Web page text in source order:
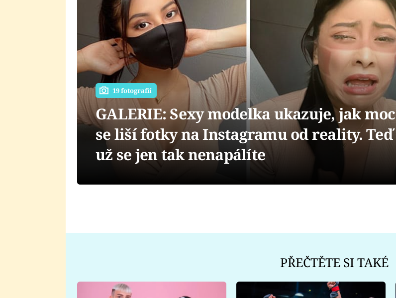
19 fotografií
GALERIE: Sexy modelka ukazuje, jak moc
se liší fotky na Instagramu od reality. Teď
už se jen tak nenapálíte
PŘEČTĚTE SI TAKÉ